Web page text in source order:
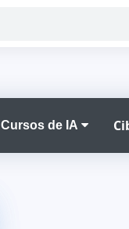
Cursos de IA